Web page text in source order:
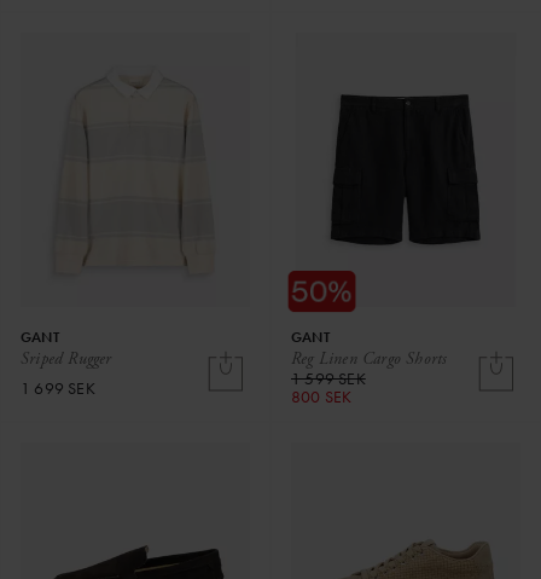
Sriped Rugger
GANT
1 699 SEK
Reg Linen Cargo Shorts
GANT
1 599 SEK
800 SEK